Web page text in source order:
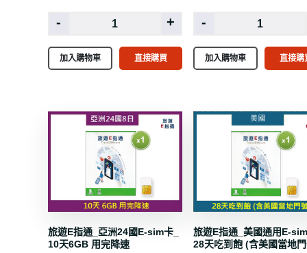
- +
加入購物車 直接購買
-
加入購物車 直接購
旅遊E指通_亞洲24國E-sim卡_
10天6GB 用完降速
旅遊E指通_美國通用E-
28天吃到飽 (含美國當地